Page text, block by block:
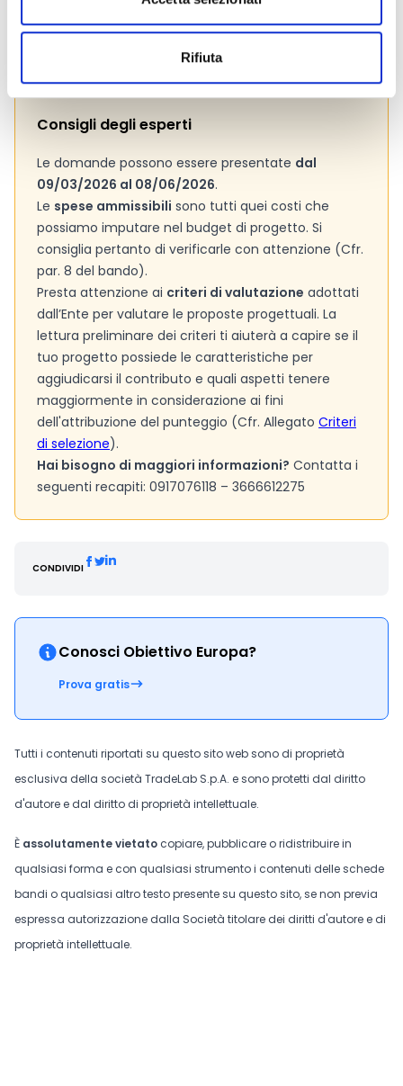
Rifiuta
Si consiglia di consultare regolarmente il sito web
ufficiale del bando per gli aggiornamenti e le
Consigli degli esperti
Le domande possono essere presentate dal
09/03/2026 al 08/06/2026.
Le spese ammissibili sono tutti quei costi che
possiamo imputare nel budget di progetto. Si
consiglia pertanto di verificarle con attenzione (Cfr.
par. 8 del bando).
Presta attenzione ai criteri di valutazione adottati
dall’Ente per valutare le proposte progettuali. La
lettura preliminare dei criteri ti aiuterà a capire se il
tuo progetto possiede le caratteristiche per
aggiudicarsi il contributo e quali aspetti tenere
maggiormente in considerazione ai fini
dell'attribuzione del punteggio (Cfr. Allegato Criteri
di selezione).
Hai bisogno di maggiori informazioni? Contatta i
seguenti recapiti: 0917076118 – 3666612275
CONDIVIDI
Conosci Obiettivo Europa?
Prova gratis
Tutti i contenuti riportati su questo sito web sono di proprietà
esclusiva della società TradeLab S.p.A. e sono protetti dal diritto
d'autore e dal diritto di proprietà intellettuale.
È assolutamente vietato copiare, pubblicare o ridistribuire in
qualsiasi forma e con qualsiasi strumento i contenuti delle schede
bandi o qualsiasi altro testo presente su questo sito, se non previa
espressa autorizzazione dalla Società titolare dei diritti d'autore e di
proprietà intellettuale.